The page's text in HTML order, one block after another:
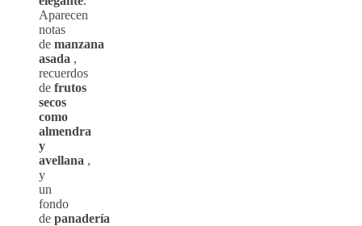
Aparecen
notas
de manzana
asada ,
recuerdos
de frutos
secos
como
almendra
y
avellana ,
y
un
fondo
de panadería